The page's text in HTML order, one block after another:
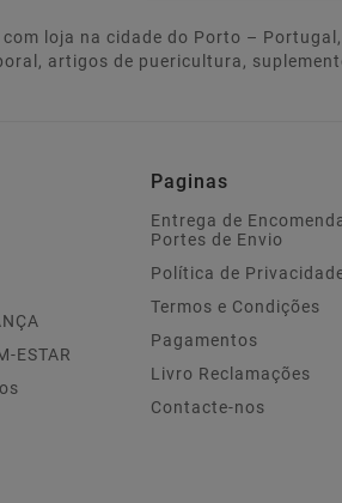
loja na cidade do Porto –
artigos de puericultura,
ESTAR
Paginas
Entrega de
Portes de Envio
Política de
Termos e Condições
Pagamentos
Livro Reclamações
Contacte-nos